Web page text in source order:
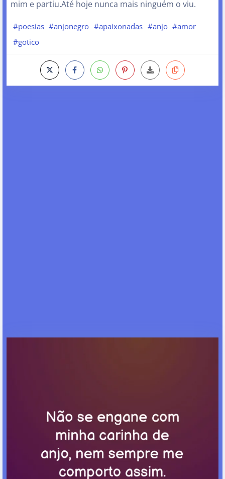
mim e partiu.Até hoje nunca mais ninguém o viu.
#poesias #anjonegro #apaixonadas #anjo #amor
#gotico